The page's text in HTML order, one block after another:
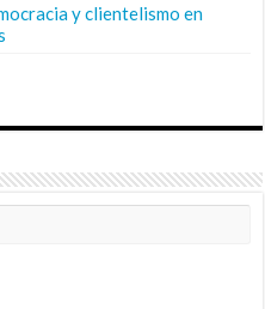
y clientelismo en